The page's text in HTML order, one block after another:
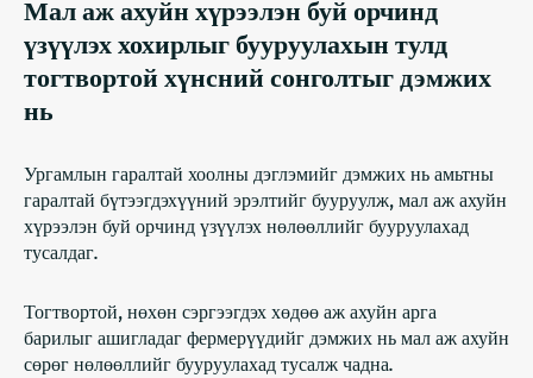
Мал аж ахуйн хүрээлэн буй орчинд
үзүүлэх хохирлыг бууруулахын тулд
тогтвортой хүнсний сонголтыг дэмжих
нь
Ургамлын гаралтай хоолны дэглэмийг дэмжих нь амьтны
гаралтай бүтээгдэхүүний эрэлтийг бууруулж, мал аж ахуйн
хүрээлэн буй орчинд үзүүлэх нөлөөллийг бууруулахад
тусалдаг.
Тогтвортой, нөхөн сэргээгдэх хөдөө аж ахуйн арга
барилыг ашигладаг фермерүүдийг дэмжих нь мал аж ахуйн
сөрөг нөлөөллийг бууруулахад тусалж чадна.